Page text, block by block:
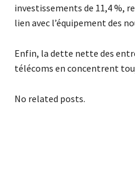
investissements de 11,4 %,
lien avec l’équipement des
Enfin, la dette nette des
télécoms en concentrent
No related posts.